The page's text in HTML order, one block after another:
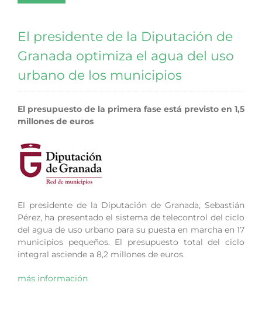
El presidente de la Diputación de
Granada optimiza el agua del uso
urbano de los municipios
El presupuesto de la primera fase está previsto en 1,5
millones de euros
El presidente de la Diputación de Granada, Sebastián
Pérez, ha presentado el sistema de telecontrol del ciclo
del agua de uso urbano para su puesta en marcha en 17
municipios pequeños. El presupuesto total del ciclo
integral asciende a 8,2 millones de euros.
más información